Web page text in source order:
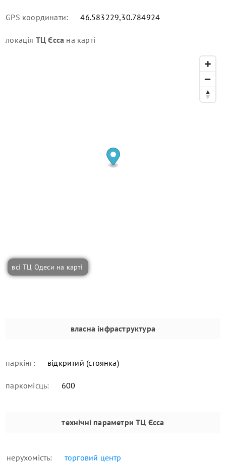
GPS координати: 46.583229,30.784924
локація ТЦ Єсса на карті
всі ТЦ Одеси на карті
власна інфраструктура
паркінг: відкритий (стоянка)
паркомісць: 600
технічні параметри ТЦ Єсса
нерухомість: торговий центр